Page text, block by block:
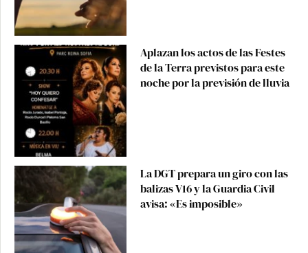
Aplazan los actos de las Festes
de la Terra previstos para este
noche por la previsión de lluvia
La DGT prepara un giro con las
balizas V16 y la Guardia Civil
avisa: «Es imposible»